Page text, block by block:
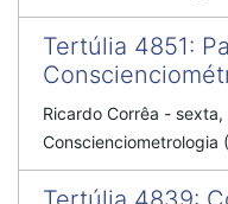
Tertúlia 4851:
Ricardo Corrêa - sexta,
Conscienciometrologia